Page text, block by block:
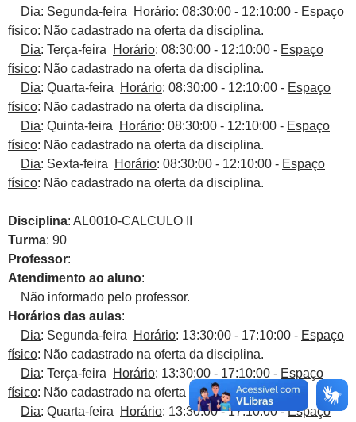
Dia: Segunda-feira Horário: 08:30:00 - 12:10:00 - Espaço
físico: Não cadastrado na oferta da disciplina.
Dia: Terça-feira Horário: 08:30:00 - 12:10:00 - Espaço
físico: Não cadastrado na oferta da disciplina.
Dia: Quarta-feira Horário: 08:30:00 - 12:10:00 - Espaço
físico: Não cadastrado na oferta da disciplina.
Dia: Quinta-feira Horário: 08:30:00 - 12:10:00 - Espaço
físico: Não cadastrado na oferta da disciplina.
Dia: Sexta-feira Horário: 08:30:00 - 12:10:00 - Espaço
físico: Não cadastrado na oferta da disciplina.
Disciplina: AL0010-CALCULO II
Turma: 90
Professor:
Atendimento ao aluno:
Não informado pelo professor.
Horários das aulas:
Dia: Segunda-feira Horário: 13:30:00 - 17:10:00 - Espaço
físico: Não cadastrado na oferta da disciplina.
Dia: Terça-feira Horário: 13:30:00 - 17:10:00 - Espaço
físico: Não cadastrado na oferta da disciplina.
Dia: Quarta-feira Horário: 13:30:00 - 17:10:00 -Espaço